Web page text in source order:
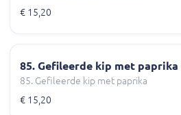
€ 15,20
85. Gefileerde kip met paprika
85. Gefileerde kip met paprika
€ 15,20